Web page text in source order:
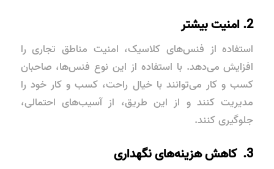
2. امنیت بیشتر
استفاده از فنس‌های کلاسیک، امنیت مناطق تجاری را
افزایش می‌دهد. با استفاده از این نوع فنس‌ها، صاحبان
کسب و کار می‌توانند با خیال راحت، کسب و کار خود را
مدیریت کنند و از این طریق، از آسیب‌های احتمالی،
جلوگیری کنند.
3. کاهش هزینه‌های نگهداری